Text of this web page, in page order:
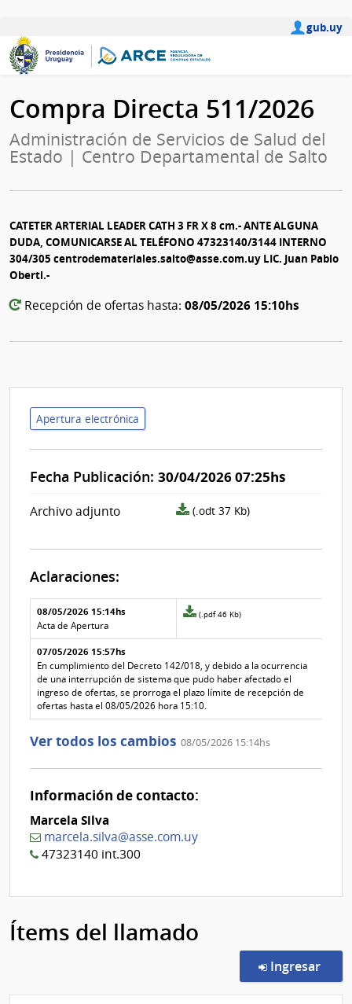
gub.uy
Compra Directa 511/2026
Administración de Servicios de Salud del
Estado | Centro Departamental de Salto
CATETER ARTERIAL LEADER CATH 3 FR X 8 cm.- ANTE ALGUNA
DUDA, COMUNICARSE AL TELÉFONO 47323140/3144 INTERNO
304/305 centrodemateriales.salto@asse.com.uy LIC. Juan Pablo
Oberti.-
Recepción de ofertas hasta: 08/05/2026 15:10hs
Apertura electrónica
Fecha Publicación: 30/04/2026 07:25hs
Archivo adjunto
archivo
(.odt 37 Kb)
Aclaraciones:
Aclaraciones del llamado
Fecha y
texto de
la
aclaración
Archivo
de la
aclaración
08/05/2026 15:14hs
Acta de Apertura
Archivo
de
aclaración
Nº
1
(.pdf 46 Kb)
07/05/2026 15:57hs
En cumplimiento del Decreto 142/018, y debido a la ocurrencia
de una interrupción de sistema que pudo haber afectado el
ingreso de ofertas, se prorroga el plazo límite de recepción de
ofertas hasta el 08/05/2026 hora 15:10.
Ver todos los cambios 08/05/2026 15:14hs
Información de contacto:
Marcela Silva
marcela.silva@asse.com.uy
47323140 int.300
Ítems del llamado
Ingresar